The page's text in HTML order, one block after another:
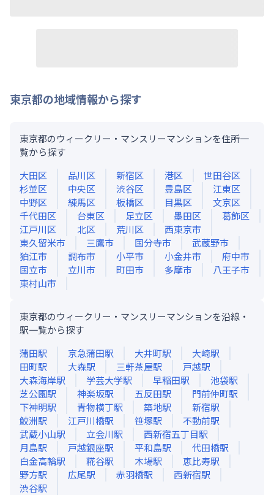
東京都の地域情報から探す
東京都のウィークリー・マンスリーマンションを住所一
覧から探す
大田区
品川区 新宿区 港区
世田谷区
杉並区
中央区 渋谷区 豊島区
江東区
中野区
練馬区 板橋区 目黒区
文京区
千代田区
台東区 足立区 墨田区
葛飾区
江戸川区
北区 荒川区
西東京市
東久留米市
三鷹市 国分寺市
武蔵野市
狛江市
調布市 小平市 小金井市
府中市
国立市
立川市 町田市 多摩市
八王子市
東村山市
東京都のウィークリー・マンスリーマンションを沿線・
駅一覧から探す
蒲田駅 京急蒲田駅 大井町駅 大崎駅
田町駅 大森駅 三軒茶屋駅 戸越駅
大森海岸駅 学芸大学駅 早稲田駅 池袋駅
芝公園駅 神楽坂駅 五反田駅 門前仲町駅
下神明駅 青物横丁駅 築地駅 新宿駅
鮫洲駅 江戸川橋駅 笹塚駅 不動前駅
武蔵小山駅 立会川駅 西新宿五丁目駅
月島駅 戸越銀座駅 平和島駅 代田橋駅
白金高輪駅 糀谷駅 木場駅 恵比寿駅
野方駅 広尾駅 赤羽橋駅 西新宿駅
渋谷駅